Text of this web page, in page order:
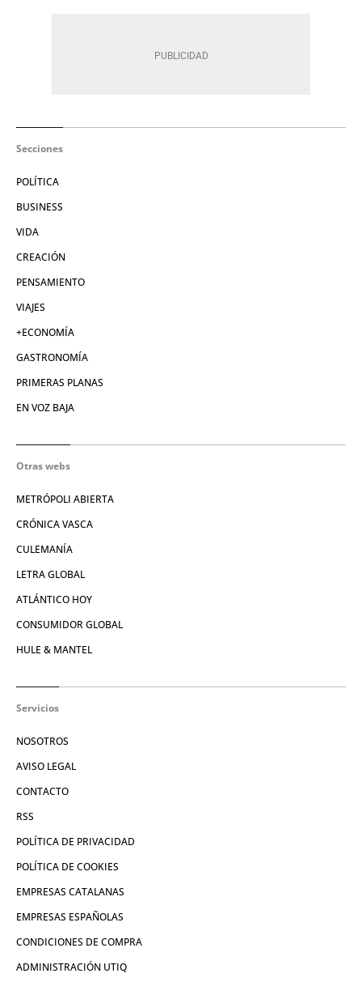
Secciones
POLÍTICA
BUSINESS
VIDA
CREACIÓN
PENSAMIENTO
VIAJES
+ECONOMÍA
GASTRONOMÍA
PRIMERAS PLANAS
EN VOZ BAJA
Otras webs
METRÓPOLI ABIERTA
CRÓNICA VASCA
CULEMANÍA
LETRA GLOBAL
ATLÁNTICO HOY
CONSUMIDOR GLOBAL
HULE & MANTEL
Servicios
NOSOTROS
AVISO LEGAL
CONTACTO
RSS
POLÍTICA DE PRIVACIDAD
POLÍTICA DE COOKIES
EMPRESAS CATALANAS
EMPRESAS ESPAÑOLAS
CONDICIONES DE COMPRA
ADMINISTRACIÓN UTIQ